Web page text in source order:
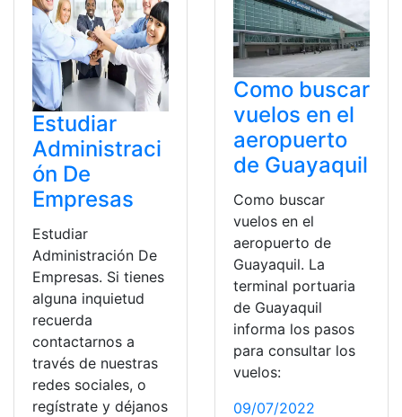
Estudiar
Administraci
ón De
Empresas
Estudiar
Administración De
Empresas. Si tienes
alguna inquietud
recuerda
contactarnos a
través de nuestras
redes sociales, o
regístrate y déjanos
Como buscar
vuelos en el
aeropuerto
de Guayaquil
Como buscar
vuelos en el
aeropuerto de
Guayaquil. La
terminal portuaria
de Guayaquil
informa los pasos
para consultar los
vuelos:
09/07/2022